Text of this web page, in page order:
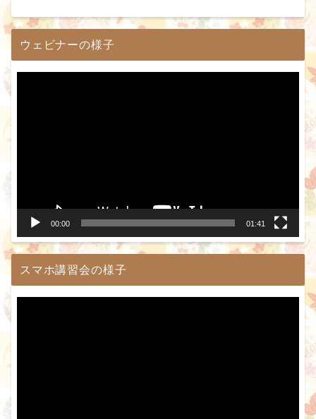
ウェビナーの様子
00:00 01:41
スマホ講習会の様子